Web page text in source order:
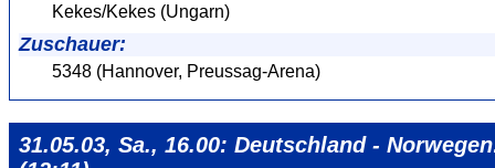
Kekes/Kekes (Ungarn)
Zuschauer:
5348 (Hannover, Preussag-Arena)
31.05.03, Sa., 16.00: Deutschland -